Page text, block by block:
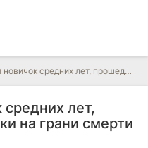
лет, прошедший тренировки на грани смерти
лет,
на грани смерти